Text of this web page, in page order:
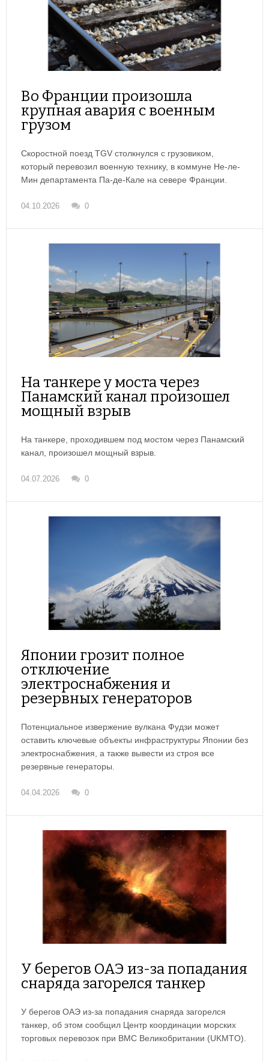
Во Франции произошла
крупная авария с военным
грузом
Скоростной поезд TGV столкнулся с грузовиком,
который перевозил военную технику, в коммуне Не-ле-
Мин департамента Па-де-Кале на севере Франции.
04.10.2026 0
На танкере у моста через
Панамский канал произошел
мощный взрыв
На танкере, проходившем под мостом через Панамский
канал, произошел мощный взрыв.
04.07.2026 0
Японии грозит полное
отключение
электроснабжения и
резервных генераторов
Потенциальное извержение вулкана Фудзи может
оставить ключевые объекты инфраструктуры Японии без
электроснабжения, а также вывести из строя все
резервные генераторы.
04.04.2026 0
У берегов ОАЭ из-за попадания
снаряда загорелся танкер
У берегов ОАЭ из-за попадания снаряда загорелся
танкер, об этом сообщил Центр координации морских
торговых перевозок при ВМС Великобритании (UKMTO).